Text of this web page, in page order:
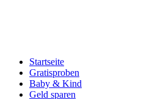
Startseite
Gratisproben
Baby & Kind
Geld sparen